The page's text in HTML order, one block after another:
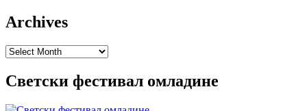
Archives
Archives
Светски фестивал омладине